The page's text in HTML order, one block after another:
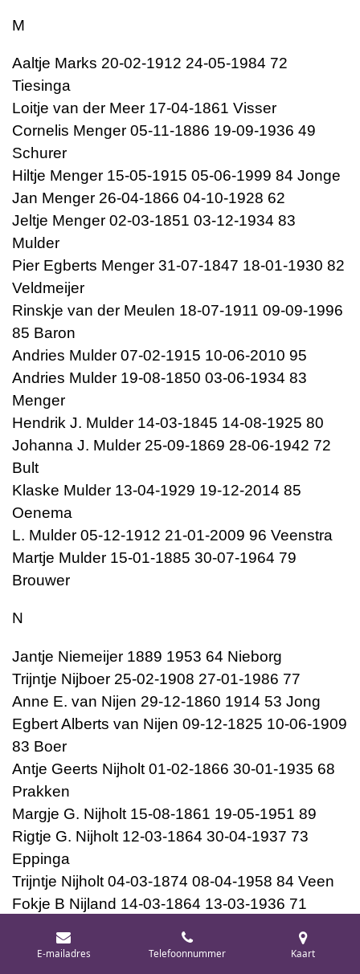
M
Aaltje Marks 20-02-1912 24-05-1984 72
Tiesinga
Loitje van der Meer 17-04-1861 Visser
Cornelis Menger 05-11-1886 19-09-1936 49
Schurer
Hiltje Menger 15-05-1915 05-06-1999 84 Jonge
Jan Menger 26-04-1866 04-10-1928 62
Jeltje Menger 02-03-1851 03-12-1934 83
Mulder
Pier Egberts Menger 31-07-1847 18-01-1930 82
Veldmeijer
Rinskje van der Meulen 18-07-1911 09-09-1996
85 Baron
Andries Mulder 07-02-1915 10-06-2010 95
Andries Mulder 19-08-1850 03-06-1934 83
Menger
Hendrik J. Mulder 14-03-1845 14-08-1925 80
Johanna J. Mulder 25-09-1869 28-06-1942 72
Bult
Klaske Mulder 13-04-1929 19-12-2014 85
Oenema
L. Mulder 05-12-1912 21-01-2009 96 Veenstra
Martje Mulder 15-01-1885 30-07-1964 79
Brouwer
N
Jantje Niemeijer 1889 1953 64 Nieborg
Trijntje Nijboer 25-02-1908 27-01-1986 77
Anne E. van Nijen 29-12-1860 1914 53 Jong
Egbert Alberts van Nijen 09-12-1825 10-06-1909
83 Boer
Antje Geerts Nijholt 01-02-1866 30-01-1935 68
Prakken
Margje G. Nijholt 15-08-1861 19-05-1951 89
Rigtje G. Nijholt 12-03-1864 30-04-1937 73
Eppinga
Trijntje Nijholt 04-03-1874 08-04-1958 84 Veen
Fokje B Nijland 14-03-1864 13-03-1936 71
Elizabeth Nuttert 19-02-1880 27-07-1951 71
E-mailadres Telefoonnummer Kaart